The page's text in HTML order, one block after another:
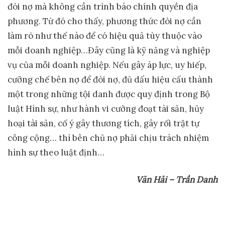
đòi nợ mà không cần trình báo chính quyền địa
phương. Từ đó cho thấy, phương thức đòi nợ cần
làm rõ như thế nào để có hiệu quả tùy thuộc vào
mỗi doanh nghiệp…Đây cũng là kỹ năng và nghiệp
vụ của mỗi doanh nghiệp. Nếu gây áp lực, uy hiếp,
cưỡng chế bên nợ để đòi nợ, đủ dấu hiệu cấu thành
một trong những tội danh được quy định trong Bộ
luật Hình sự, như hành vi cưỡng đoạt tài sản, hủy
hoại tài sản, cố ý gây thương tích, gây rối trật tự
công cộng… thì bên chủ nợ phải chịu trách nhiệm
hình sự theo luật định…
Văn Hải – Trần Danh